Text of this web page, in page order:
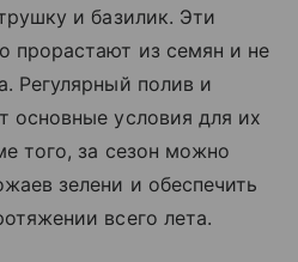
и базилик. Эти
прорастают из семян и не
Регулярный полив и
основные условия для их
того, за сезон можно
зелени и обеспечить
всего лета.